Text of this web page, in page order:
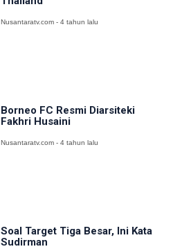
Nusantaratv.com - 4 tahun lalu
Borneo FC Resmi Diarsiteki
Fakhri Husaini
Nusantaratv.com - 4 tahun lalu
Soal Target Tiga Besar, Ini Kata
Sudirman